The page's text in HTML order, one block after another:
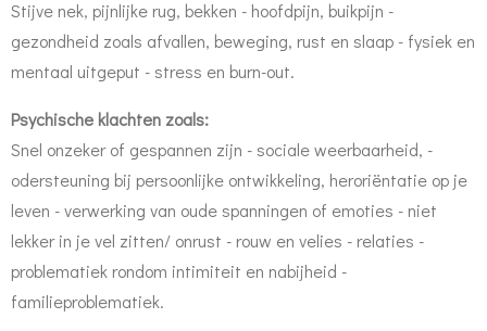
Stijve nek, pijnlijke rug, bekken - hoofdpijn, buikpijn -
gezondheid zoals afvallen, beweging, rust en slaap - fysiek en
mentaal uitgeput - stress en burn-out.
Psychische klachten zoals:
Snel onzeker of gespannen zijn - sociale weerbaarheid, -
odersteuning bij persoonlijke ontwikkeling, heroriëntatie op je
leven - verwerking van oude spanningen of emoties - niet
lekker in je vel zitten/ onrust - rouw en velies - relaties -
problematiek rondom intimiteit en nabijheid -
familieproblematiek.